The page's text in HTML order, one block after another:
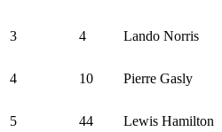
3 4 Lando Norris
4 10 Pierre Gasly
5 44 Lewis Hamilton